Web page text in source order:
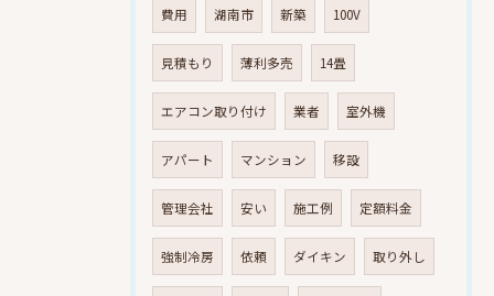
費用 湖南市 新築 100V
見積もり 薄利多売 14畳
エアコン取り付け 業者 室外機
アパート マンション 移設
管理会社 安い 施工例 定額料金
強制冷房 依頼 ダイキン 取り外し